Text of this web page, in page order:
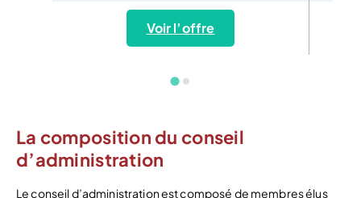
Voir l’offre
La composition du conseil
d’administration
Le conseil d’administration est composé de membres élus